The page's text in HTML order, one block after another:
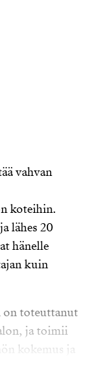
vahvan
koteihin.
lähes 20
hänelle
kuin
on toteuttanut
ja toimii
kokemus ja